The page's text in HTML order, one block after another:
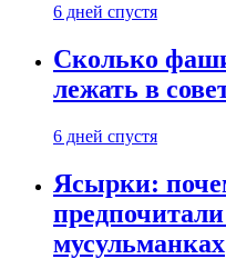
6 дней спустя
Сколько
лежать в
6 дней спустя
Ясырки:
мусульманках